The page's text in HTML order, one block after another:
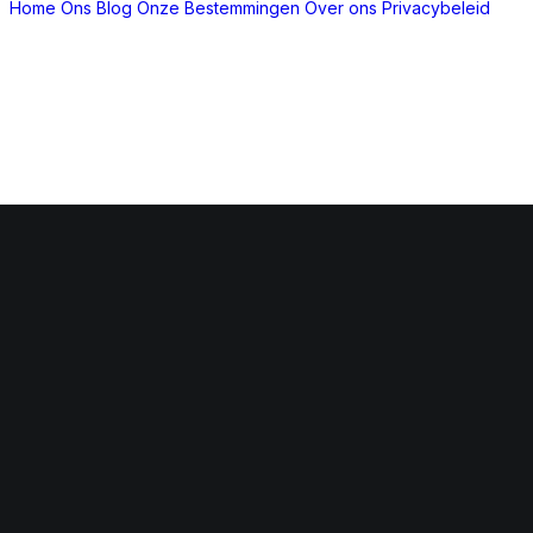
Home Ons Blog Onze Bestemmingen Over ons Privacybeleid